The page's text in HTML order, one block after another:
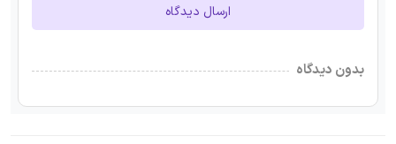
ارسال دیدگاه
بدون دیدگاه